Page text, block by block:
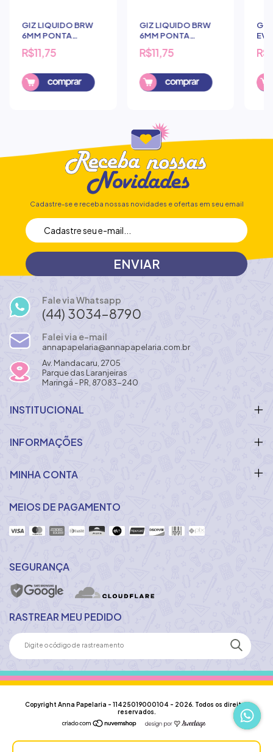
GIZ LIQUIDO BRW
6MM PONTA
REDONDA
DOURADO
R$11,75
GIZ LIQUIDO BRW
6MM PONTA
REDONDA PRATA
R$11,75
GIZ
Cadastre-se e receba nossas novidades e ofertas em seu email
Fale via Whatsapp
(44) 3034-8790
Falei via e-mail
annapapelaria@annapapelaria.com.br
Av. Mandacaru, 2705
Parque das Laranjeiras
Maringá - PR, 87083-240
INSTITUCIONAL
INFORMAÇÕES
MINHA CONTA
MEIOS DE PAGAMENTO
SEGURANÇA
RASTREAR MEU PEDIDO
Copyright Anna Papelaria - 11425019000104 - 2026. Todos os direitos
reservados.